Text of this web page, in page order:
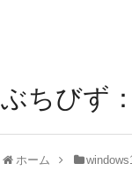
ぶちびず
ホーム